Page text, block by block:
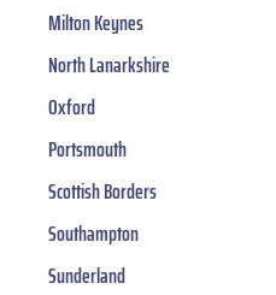
Milton Keynes
North Lanarkshire
Oxford
Portsmouth
Scottish Borders
Southampton
Sunderland